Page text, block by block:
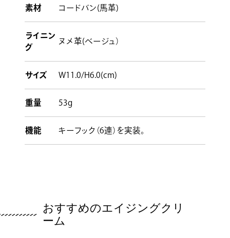
素材 コードバン(馬革)
ライニン
グ
ヌメ革(ベージュ）
サイズ W11.0/H6.0(cm)
重量 53g
機能 キーフック（6連）を実装。
おすすめのエイジングクリ
ーム